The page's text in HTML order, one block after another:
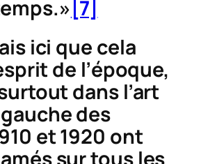
[7]
ici que cela
de l’époque,
dans l’art
des
et 1920 ont
sur tous les